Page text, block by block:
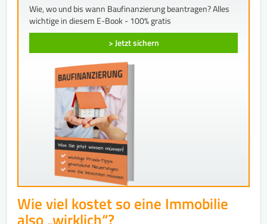
Wie, wo und bis wann Baufinanzierung beantragen? Alles
wichtige in diesem E-Book - 100% gratis
> Jetzt sichern
Wie viel kostet so eine Immobilie